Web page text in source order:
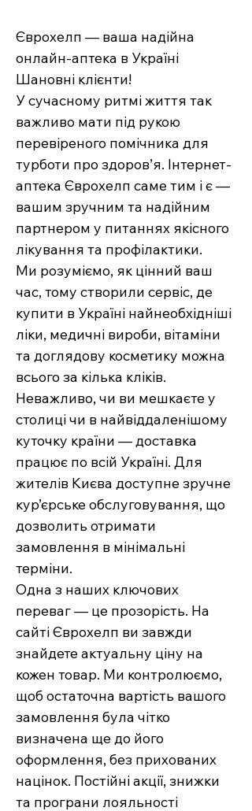
Єврохелп — ваша надійна
онлайн-аптека в Україні
Шановні клієнти!
У сучасному ритмі життя так
важливо мати під рукою
перевіреного помічника для
турботи про здоров’я. Інтернет-
аптека Єврохелп саме тим і є —
вашим зручним та надійним
партнером у питаннях якісного
лікування та профілактики.
Ми розуміємо, як цінний ваш
час, тому створили сервіс, де
купити в Україні найнеобхідніші
ліки, медичні вироби, вітаміни
та доглядову косметику можна
всього за кілька кліків.
Неважливо, чи ви мешкаєте у
столиці чи в найвіддаленішому
куточку країни — доставка
працює по всій Україні. Для
жителів Києва доступне зручне
кур’єрське обслуговування, що
дозволить отримати
замовлення в мінімальні
терміни.
Одна з наших ключових
переваг — це прозорість. На
сайті Єврохелп ви завжди
знайдете актуальну ціну на
кожен товар. Ми контролюємо,
щоб остаточна вартість вашого
замовлення була чітко
визначена ще до його
оформлення, без прихованих
націнок. Постійні акції, знижки
та програни лояльності